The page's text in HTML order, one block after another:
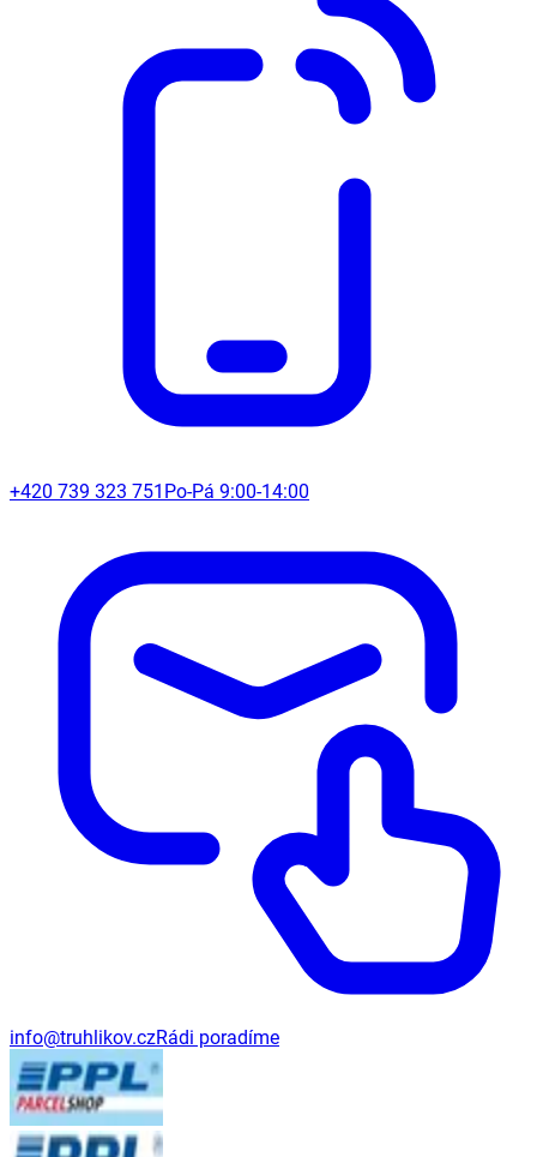
+420 739 323 751 Po-Pá 9:00-14:00
info@truhlikov.czRádi poradíme